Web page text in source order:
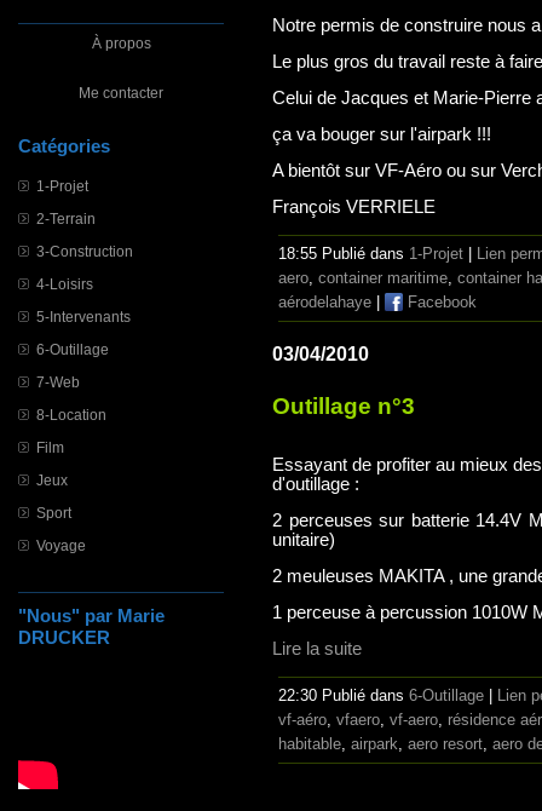
À propos
Me contacter
Catégories
1-Projet
2-Terrain
3-Construction
4-Loisirs
5-Intervenants
6-Outillage
7-Web
8-Location
Film
Jeux
Sport
Voyage
"Nous" par Marie
DRUCKER
Notre permis de construire nous
Le plus gros du travail reste à
Celui de Jacques et Marie-Pierre
ça va bouger sur l'airpark !!!
A bientôt sur VF-Aéro ou sur
François VERRIELE
18:55 Publié dans 1-Projet
Lien
aero, container maritime, container
aérodelahaye
Facebook
03/04/2010
Outillage n°3
Essayant de profiter au mieux
d'outillage :
2 perceuses sur batterie 14.4V
unitaire)
2 meuleuses MAKITA , une
1 perceuse à percussion 1010W
Lire la suite
22:30 Publié dans 6-Outillage
Lien
vf-aéro, vfaero, vf-aero, résidence
habitable, airpark, aero resort, aero